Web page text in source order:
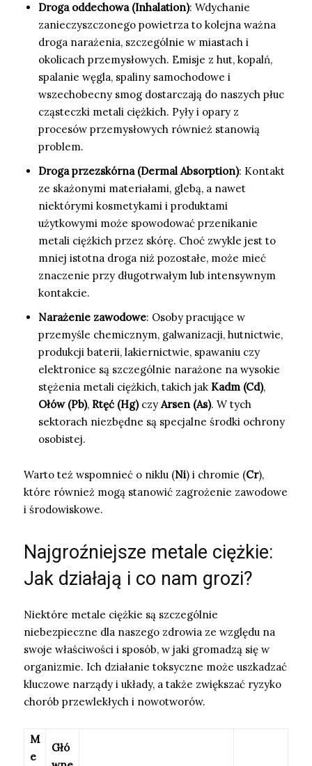
Droga oddechowa (Inhalation): Wdychanie
zanieczyszczonego powietrza to kolejna ważna
droga narażenia, szczególnie w miastach i
okolicach przemysłowych. Emisje z hut, kopalń,
spalanie węgla, spaliny samochodowe i
wszechobecny smog dostarczają do naszych płuc
cząsteczki metali ciężkich. Pyły i opary z
procesów przemysłowych również stanowią
problem.
Droga przezskórna (Dermal Absorption): Kontakt
ze skażonymi materiałami, glebą, a nawet
niektórymi kosmetykami i produktami
użytkowymi może spowodować przenikanie
metali ciężkich przez skórę. Choć zwykle jest to
mniej istotna droga niż pozostałe, może mieć
znaczenie przy długotrwałym lub intensywnym
kontakcie.
Narażenie zawodowe: Osoby pracujące w
przemyśle chemicznym, galwanizacji, hutnictwie,
produkcji baterii, lakiernictwie, spawaniu czy
elektronice są szczególnie narażone na wysokie
stężenia metali ciężkich, takich jak Kadm (Cd),
Ołów (Pb), Rtęć (Hg)czyArsen (As). W tych
sektorach niezbędne są specjalne środki ochrony
osobistej.
Warto też wspomnieć o niklu (Ni) i chromie (Cr),
które również mogą stanowić zagrożenie zawodowe
i środowiskowe.
Najgroźniejsze metale ciężkie:
Jak działają i co nam grozi?
Niektóre metale ciężkie są szczególnie
niebezpieczne dla naszego zdrowia ze względu na
swoje właściwości i sposób, w jaki gromadzą się w
organizmie. Ich działanie toksyczne może uszkadzać
kluczowe narządy i układy, a także zwiększać ryzyko
chorób przewlekłych i nowotworów.
M
e
Głó